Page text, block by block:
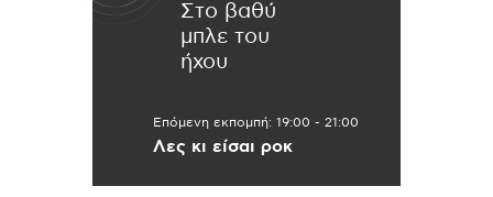
Στο βαθύ
μπλε του
ήχου
Επόμενη εκπομπή: 19:00 - 21:00
Λες κι είσαι ροκ